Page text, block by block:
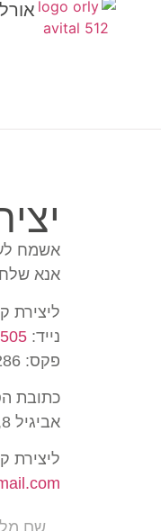
אשמח
אנא
ליצירת
נייד:
פקס: 077-2040286
כתובת
אביגיל 8, כפר סבא
ליצירת